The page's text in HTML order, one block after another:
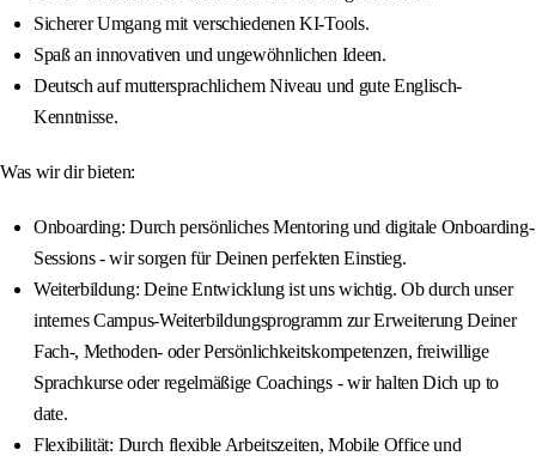
Sicherer Umgang mit verschiedenen KI-Tools.
Spaß an innovativen und ungewöhnlichen Ideen.
Deutsch auf muttersprachlichem Niveau und gute Englisch-
Kenntnisse.
Was wir dir bieten:
Onboarding: Durch persönliches Mentoring und digitale Onboarding-
Sessions - wir sorgen für Deinen perfekten Einstieg.
Weiterbildung: Deine Entwicklung ist uns wichtig. Ob durch unser
internes Campus-Weiterbildungsprogramm zur Erweiterung Deiner
Fach-, Methoden- oder Persönlichkeitskompetenzen, freiwillige
Sprachkurse oder regelmäßige Coachings - wir halten Dich up to
date.
Flexibilität: Durch flexible Arbeitszeiten, Mobile Office und